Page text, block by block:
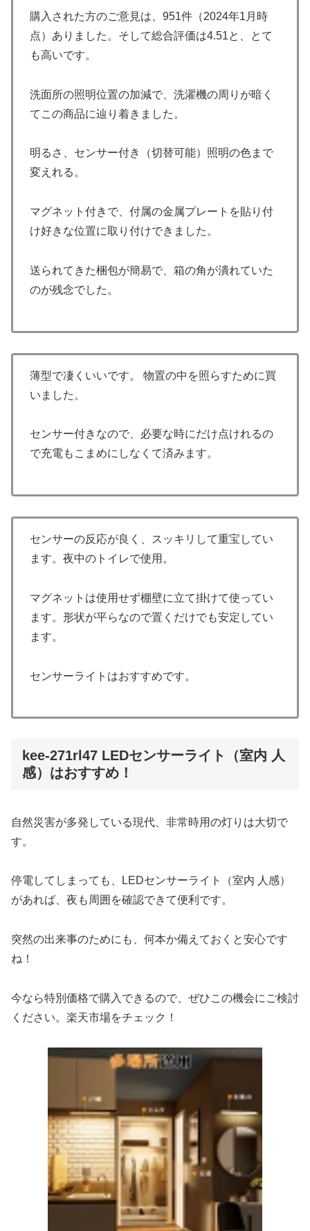
購入された方のご意見は、951件（2024年1月時
点）ありました。そして総合評価は4.51と、とて
も高いです。
洗面所の照明位置の加減で、洗濯機の周りが暗く
てこの商品に辿り着きました。
明るさ、センサー付き（切替可能）照明の色まで
変えれる。
マグネット付きで、付属の金属プレートを貼り付
け好きな位置に取り付けできました。
送られてきた梱包が簡易で、箱の角が潰れていた
のが残念でした。
薄型で凄くいいです。 物置の中を照らすために買
いました。
センサー付きなので、必要な時にだけ点けれるの
で充電もこまめにしなくて済みます。
センサーの反応が良く、スッキリして重宝してい
ます。夜中のトイレで使用。
マグネットは使用せず棚壁に立て掛けて使ってい
ます。形状が平らなので置くだけでも安定してい
ます。
センサーライトはおすすめです。
kee-271rl47 LEDセンサーライト（室内 人
感）はおすすめ！
自然災害が多発している現代、非常時用の灯りは大切で
す。
停電してしまっても、LEDセンサーライト（室内 人感）
があれば、夜も周囲を確認できて便利です。
突然の出来事のためにも、何本か備えておくと安心です
ね！
今なら特別価格で購入できるので、ぜひこの機会にご検討
ください。楽天市場をチェック！